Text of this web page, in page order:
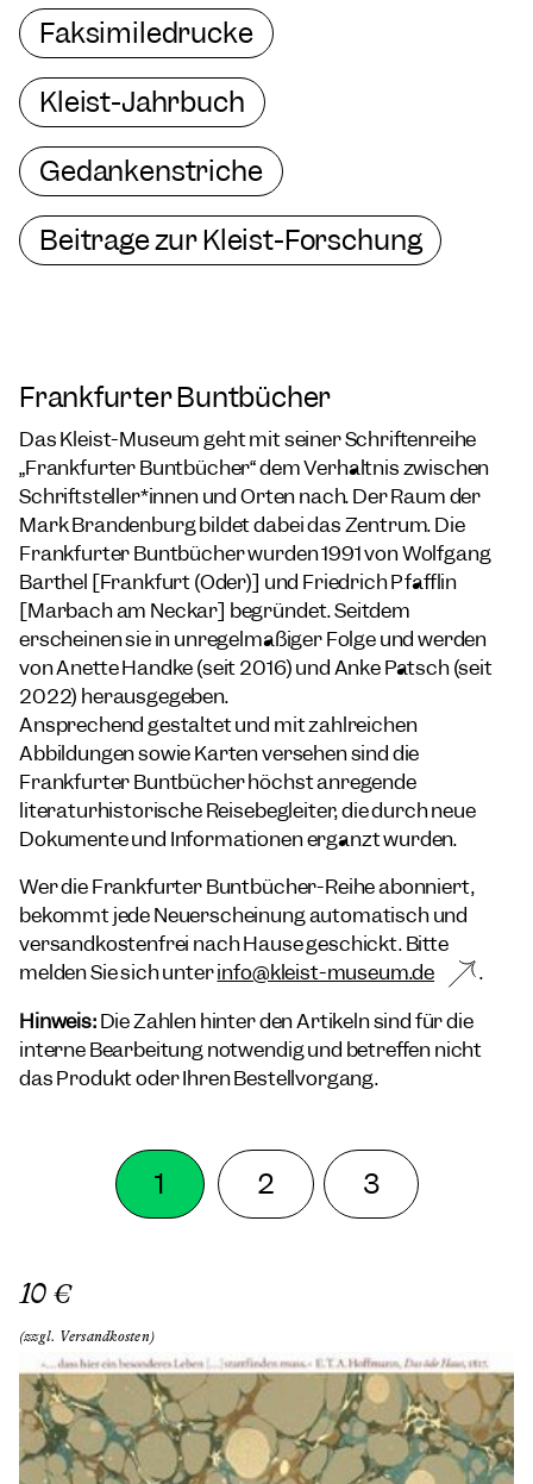
Faksimiledrucke
Kleist-Jahrbuch
Gedankenstriche
Beiträge zur Kleist-Forschung
Frankfurter Buntbücher
Das Kleist-Museum geht mit seiner Schriftenreihe
„Frankfurter Buntbücher“ dem Verhältnis zwischen
Schriftsteller*innen und Orten nach. Der Raum der
Mark Brandenburg bildet dabei das Zentrum. Die
Frankfurter Buntbücherwurden 1991 von Wolfgang
Barthel [Frankfurt (Oder)] und Friedrich Pfäfflin
[Marbach am Neckar] begründet. Seitdem
erscheinen sie in unregelmäßiger Folge und werden
von Anette Handke (seit 2016) und Anke Pätsch (seit
2022) herausgegeben.
Ansprechend gestaltet und mit zahlreichen
Abbildungen sowie Karten versehen sind die
Frankfurter Buntbücherhöchst anregende
literaturhistorische Reisebegleiter, die durch neue
Dokumente und Informationen ergänzt wurden.
Wer dieFrankfurter Buntbücher-Reihe abonniert,
bekommt jede Neuerscheinung automatisch und
versandkostenfrei nach Hause geschickt. Bitte
melden Sie sich unterinfo@kleist-museum.de
.
Hinweis:Die Zahlen hinter den Artikeln sind für die
interne Bearbeitung notwendig und betreffen nicht
das Produkt oder Ihren Bestellvorgang.
1 2 3
10 €
(zzgl. Versandkosten)